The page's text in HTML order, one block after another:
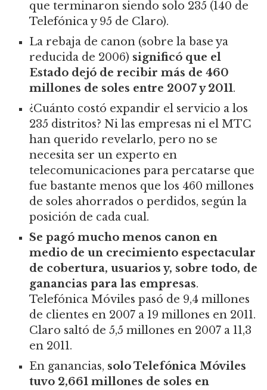
que terminaron siendo solo 235 (140 de
Telefónica y 95 de Claro).
La rebaja de canon (sobre la base ya
reducida de 2006) significó que el
Estado dejó de recibir más de 460
millones de soles entre 2007 y 2011.
¿Cuánto costó expandir el servicio a los
235 distritos? Ni las empresas ni el MTC
han querido revelarlo, pero no se
necesita ser un experto en
telecomunicaciones para percatarse que
fue bastante menos que los 460 millones
de soles ahorrados o perdidos, según la
posición de cada cual.
Se pagó mucho menos canon en
medio de un crecimiento espectacular
de cobertura, usuarios y, sobre todo, de
ganancias para las empresas.
Telefónica Móviles pasó de 9,4 millones
de clientes en 2007 a 19 millones en 2011.
Claro saltó de 5,5 millones en 2007 a 11,3
en 2011.
En ganancias, solo Telefónica Móviles
tuvo 2,661 millones de soles en